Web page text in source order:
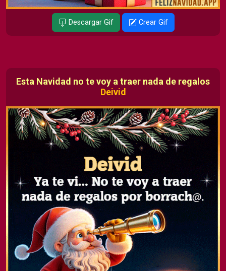
Descargar Gif Crear Gif
Esta Navidad no te voy a traer nada de regalos
Deivid